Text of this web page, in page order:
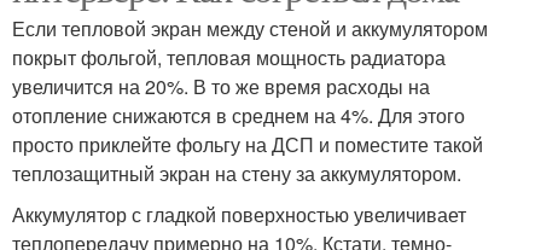
Если тепловой экран между стеной и аккумулятором
покрыт фольгой, тепловая мощность радиатора
увеличится на 20%. В то же время расходы на
отопление снижаются в среднем на 4%. Для этого
просто приклейте фольгу на ДСП и поместите такой
теплозащитный экран на стену за аккумулятором.
Аккумулятор с гладкой поверхностью увеличивает
теплопередачу примерно на 10%. Кстати, темно-